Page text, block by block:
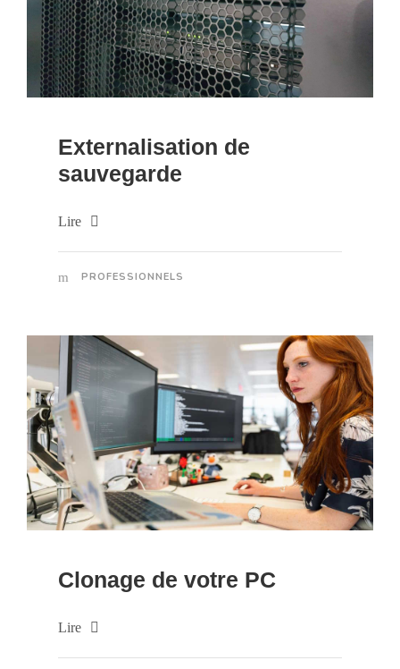
Externalisation de
sauvegarde
Lire
PROFESSIONNELS
Clonage de votre PC
Lire